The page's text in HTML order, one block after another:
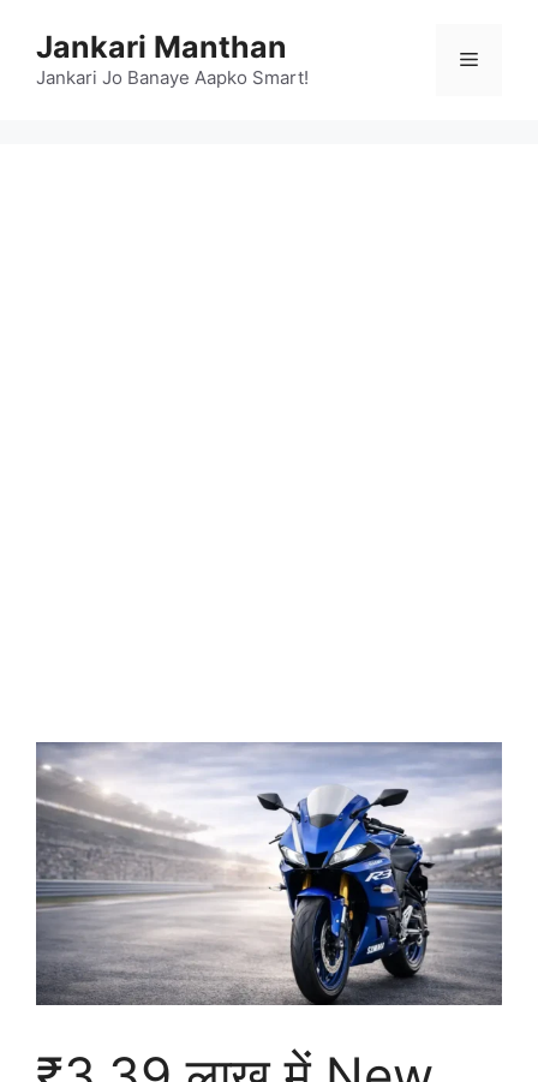
content
Jankari Manthan
Jankari Jo Banaye Aapko Smart!
Menu